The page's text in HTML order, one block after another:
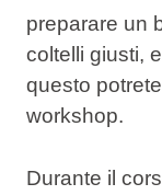
preparare un
coltelli giusti,
questo
workshop.
Durante il